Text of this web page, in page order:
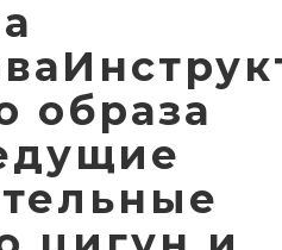
образа